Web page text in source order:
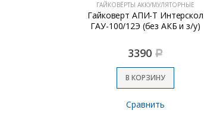
ГАЙКОВЁРТЫ АККУМУЛЯТОРНЫЕ
Гайковерт АПИ-Т Интерскол
ГАУ-100/12Э (без АКБ и з/у)
3390 Р
В КОРЗИНУ
Сравнить